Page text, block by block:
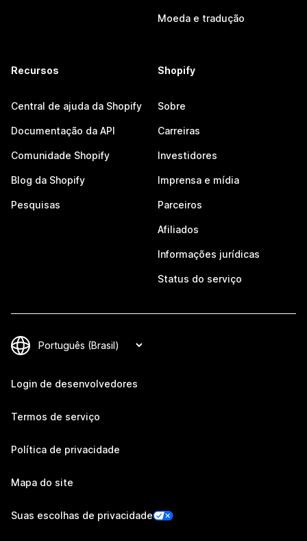
Moeda e tradução
Recursos
Central de ajuda da Shopify
Documentação da API
Comunidade Shopify
Blog da Shopify
Pesquisas
Shopify
Sobre
Carreiras
Investidores
Imprensa e mídia
Parceiros
Afiliados
Informações jurídicas
Status do serviço
Login de desenvolvedores
Termos de serviço
Política de privacidade
Mapa do site
Suas escolhas de privacidade